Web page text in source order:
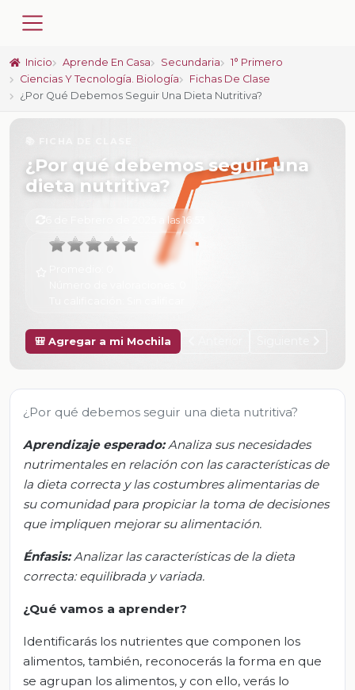
Inicio Aprende En Casa Secundaria
1° Primero
Ciencias Y Tecnología. Biología
Fichas De Clase
¿Por Qué Debemos Seguir Una Dieta Nutritiva?
¿Por qué debemos seguir una
dieta nutritiva?
6 de Febrero de 2025 a las 16:53
🎒 Agregar a mi Mochila
¿Por qué debemos seguir una dieta nutritiva?
Aprendizaje esperado:Analiza sus necesidades
nutrimentales en relación con las características de
la dieta correcta y las costumbres alimentarias de
su comunidad para propiciar la toma de decisiones
que impliquen mejorar su alimentación.
Énfasis:Analizar las características de la dieta
correcta: equilibrada y variada.
¿Qué vamos a aprender?
Identificarás los nutrientes que componen los
alimentos, también, reconocerás la forma en que
se agrupan los alimentos, y con ello, verás lo